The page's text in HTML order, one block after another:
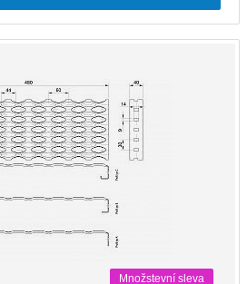
Množstevní sleva